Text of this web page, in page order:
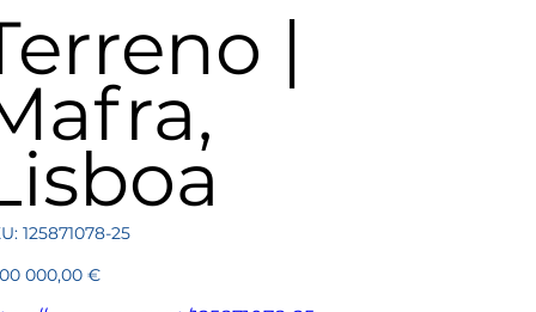
|
SKU
125871078-
125871078-25
000,00 €